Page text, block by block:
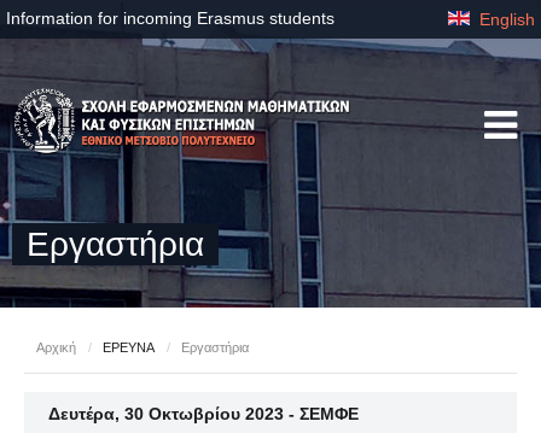
Information for incoming Erasmus students English
Εργαστήρια
Αρχική / ΕΡΕΥΝΑ / Εργαστήρια
Δευτέρα, 30 Οκτωβρίου 2023 - ΣΕΜΦΕ